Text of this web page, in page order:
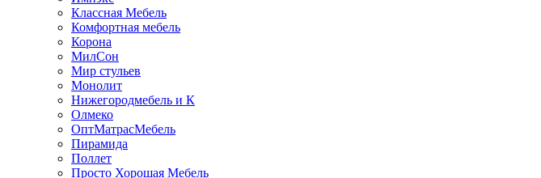
Классная Мебель
Комфортная мебель
Корона
МилСон
Мир стульев
Монолит
Нижегородмебель и К
Олмеко
ОптМатрасМебель
Пирамида
Поллет
Просто Хорошая Мебель